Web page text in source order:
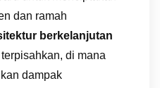
dan ramah
berkelanjutan
di mana
dampak